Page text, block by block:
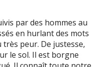
par des hommes au
en hurlant des mots
très peur. De justesse,
le sol. Il est borgne